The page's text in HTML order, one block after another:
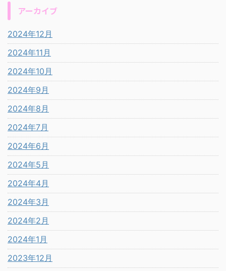
アーカイブ
2024年12月
2024年11月
2024年10月
2024年9月
2024年8月
2024年7月
2024年6月
2024年5月
2024年4月
2024年3月
2024年2月
2024年1月
2023年12月